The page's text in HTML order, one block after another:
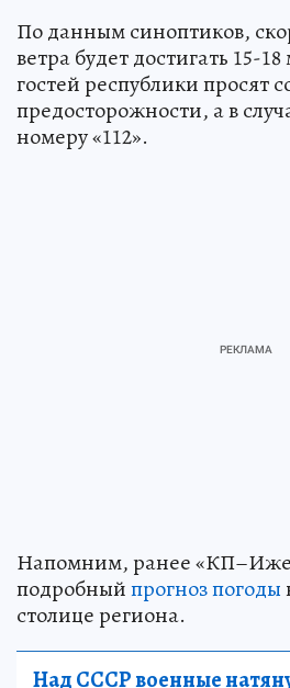
По данным синоптиков,
ветра будет достигать 15-
гостей республики просят
предосторожности, а в
номеру «112».
Напомним, ранее
подробныйпрогноз погоды
столице региона.
Над СССР военные